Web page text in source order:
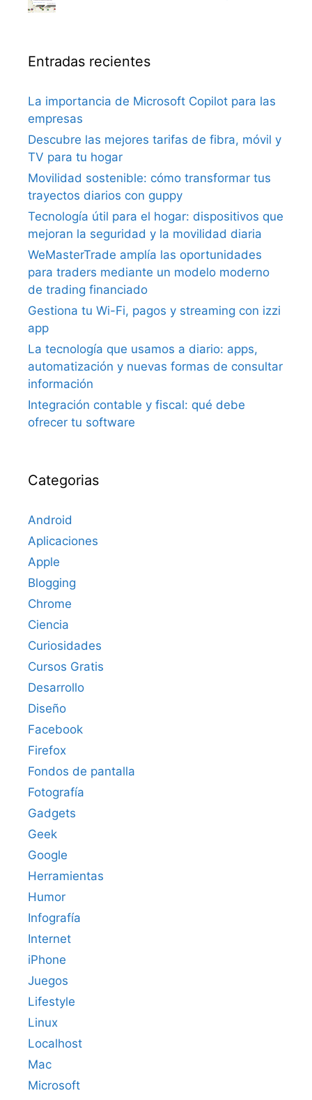
Entradas recientes
La importancia de Microsoft Copilot para las
empresas
Descubre las mejores tarifas de fibra, móvil y
TV para tu hogar
Movilidad sostenible: cómo transformar tus
trayectos diarios con guppy
Tecnología útil para el hogar: dispositivos que
mejoran la seguridad y la movilidad diaria
WeMasterTrade amplía las oportunidades
para traders mediante un modelo moderno
de trading financiado
Gestiona tu Wi-Fi, pagos y streaming con izzi
app
La tecnología que usamos a diario: apps,
automatización y nuevas formas de consultar
información
Integración contable y fiscal: qué debe
ofrecer tu software
Categorias
Android
Aplicaciones
Apple
Blogging
Chrome
Ciencia
Curiosidades
Cursos Gratis
Desarrollo
Diseño
Facebook
Firefox
Fondos de pantalla
Fotografía
Gadgets
Geek
Google
Herramientas
Humor
Infografía
Internet
iPhone
Juegos
Lifestyle
Linux
Localhost
Mac
Microsoft